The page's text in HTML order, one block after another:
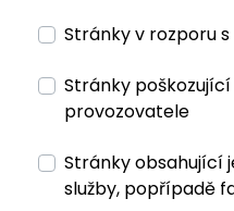
Stránky v rozporu
Stránky
provozovatele
Stránky obsahující
služby, popřípadě